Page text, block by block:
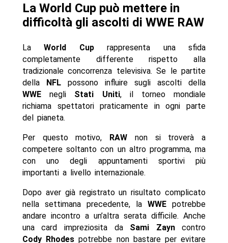
La World Cup può mettere in
difficoltà gli ascolti di WWE RAW
LaWorld Cuprappresenta una sfida
completamente differente rispetto alla
tradizionale concorrenza televisiva. Se le partite
della NFLpossono influire sugli ascolti della
WWEnegli Stati Uniti, il torneo mondiale
richiama spettatori praticamente in ogni parte
del pianeta.
Per questo motivo, RAW non si troverà a
competere soltanto con un altro programma, ma
con uno degli appuntamenti sportivi più
importanti a livello internazionale.
Dopo aver già registrato un risultato complicato
nella settimana precedente, laWWE potrebbe
andare incontro a un’altra serata difficile. Anche
una card impreziosita da Sami Zayncontro
Cody Rhodes potrebbe non bastare per evitare